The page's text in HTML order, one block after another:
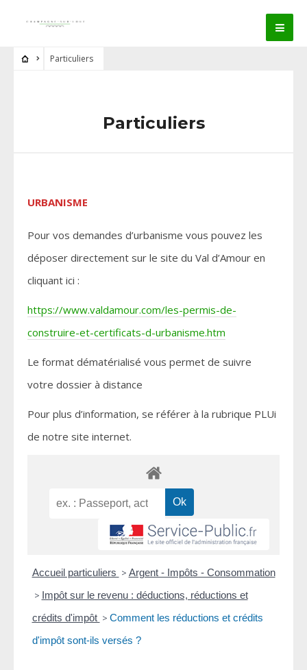
Particuliers
Particuliers
URBANISME
Pour vos demandes d’urbanisme vous pouvez les
déposer directement sur le site du Val d’Amour en
cliquant ici :
https://www.valdamour.com/les-permis-de-
construire-et-certificats-d-urbanisme.htm
Le format dématérialisé vous permet de suivre
votre dossier à distance
Pour plus d’information, se référer à la rubrique PLUi
de notre site internet.
Accueil particuliers > Argent - Impôts - Consommation
> Impôt sur le revenu : déductions, réductions et
crédits d'impôt > Comment les réductions et crédits
d'impôt sont-ils versés ?